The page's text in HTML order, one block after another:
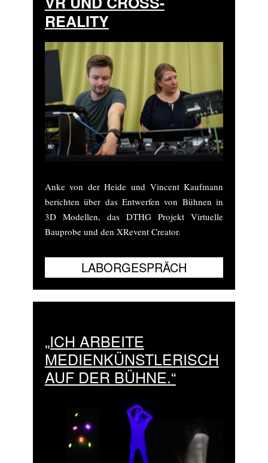
REALITY
Anke von der Heide und Vincent Kaufmann
berichten über das Entwerfen von Bühnen in
3D Modellen, das DTHG Projekt Virtuelle
Bauprobe und den XRevent Creator.
„ICH ARBEITE
MEDIENKÜNSTLERISCH
AUF DER BÜHNE.“